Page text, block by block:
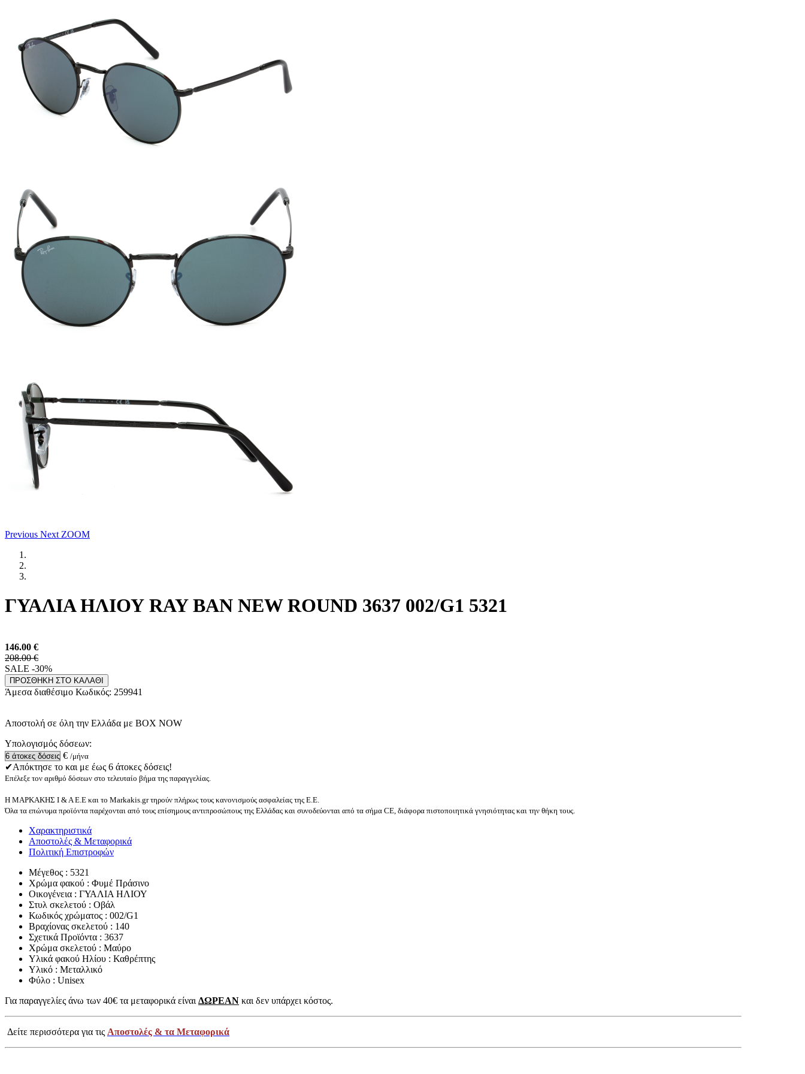
Previous Next ZOOM
ΓΥΑΛΙΑ ΗΛΙΟΥ RAY BAN NEW ROUND 3637 002/G1 5321
146.00 €
208.00 €
SALE -30%
ΠΡΟΣΘΗΚΗ ΣΤΟ ΚΑΛΑΘΙ
Άμεσα διαθέσιμο Κωδικός: 259941
Αποστολή σε όλη την Ελλάδα με BOX NOW
Υπολογισμός δόσεων:
€ /μήνα
✔Απόκτησε το και με έως 6 άτοκες δόσεις!
Επέλεξε τον αριθμό δόσεων στο τελευταίο βήμα της παραγγελίας.
Η ΜΑΡΚΑΚΗΣ Ι & Α Ε.Ε και το Markakis.gr τηρούν πλήρως τους κανονισμούς ασφαλείας της Ε.Ε.
Όλα τα επώνυμα προϊόντα παρέχονται από τους επίσημους αντιπροσώπους της Ελλάδας και συνοδεύονται από τα σήμα CE, διάφορα πιστοποιητικά γνησιότητας και την θήκη τους.
Χαρακτηριστικά
Αποστολές & Μεταφορικά
Πολιτική Επιστροφών
Μέγεθος : 5321
Χρώμα φακού : Φυμέ Πράσινο
Οικογένεια : ΓΥΑΛΙΑ ΗΛΙΟΥ
Στυλ σκελετού : Οβάλ
Κωδικός χρώματος : 002/G1
Βραχίονας σκελετού : 140
Σχετικά Προϊόντα : 3637
Χρώμα σκελετού : Μαύρο
Υλικά φακού Ηλίου : Καθρέπτης
Υλικό : Μεταλλικό
Φύλο : Unisex
Για παραγγελίες άνω των 40€ τα μεταφορικά είναι ΔΩΡΕΑΝ και δεν υπάρχει κόστος.
Δείτε περισσότερα για τις Αποστολές & τα Μεταφορικά